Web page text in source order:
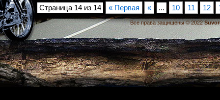
Страница 14 из 14 « Первая « ... 10 11 12
Все права защищены © 2022